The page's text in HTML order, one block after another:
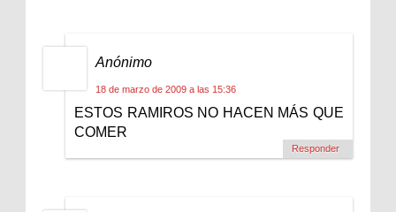
Anónimo
18 de marzo de 2009 a las 15:36
ESTOS RAMIROS NO HACEN MÁS QUE
COMER
Responder